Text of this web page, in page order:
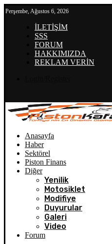
Perşembe, Ağustos 6, 2026
İLETİŞİM
SSS
FORUM
HAKKIMIZDA
REKLAM VERİN
Anasayfa
Haber
Sektörel
Piston Finans
Diğer
Yenilik
Motosiklet
Modifiye
Duyurular
Galeri
Video
Forum